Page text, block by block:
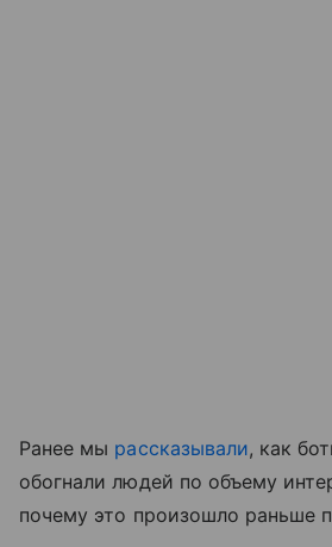
Ранее мы рассказывали, как
обогнали людей по объему
почему это произошло раньше